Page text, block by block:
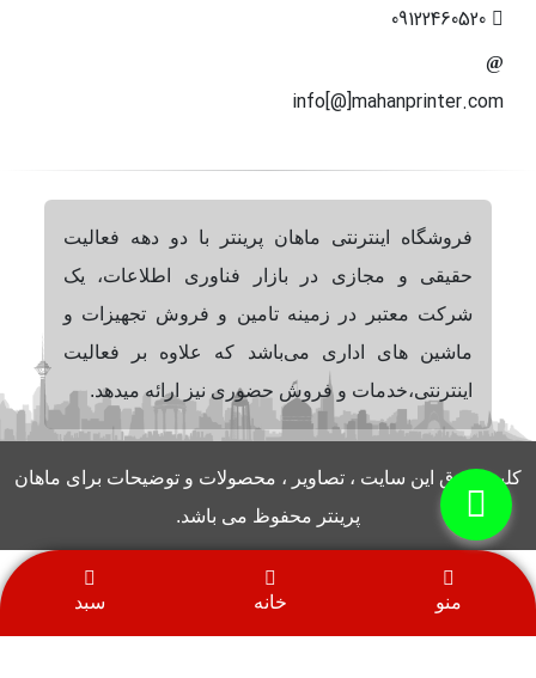
info[@]mahanprinter.com
فروشگاه اینترنتی ماهان پرینتر با دو دهه فعالیت
حقیقی و مجازی در بازار فناوری اطلاعات، یک
شرکت معتبر در زمینه تامین و فروش تجهیزات و
ماشین های اداری می‌باشد که علاوه بر فعالیت
اینترنتی،خدمات و فروش حضوری نیز ارائه میدهد.
کلیه حقوق این سایت ، تصاویر ، محصولات و توضیحات برای ماهان
پرینتر محفوظ می باشد.
منو خانه سبد